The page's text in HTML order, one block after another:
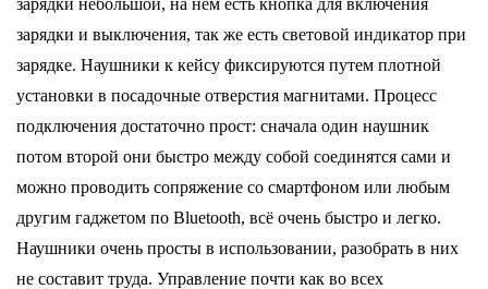
зарядки небольшой, на нём есть кнопка для включения
зарядки и выключения, так же есть световой индикатор при
зарядке. Наушники к кейсу фиксируются путем плотной
установки в посадочные отверстия магнитами. Процесс
подключения достаточно прост: сначала один наушник
потом второй они быстро между собой соединятся сами и
можно проводить сопряжение со смартфоном или любым
другим гаджетом по Bluetooth, всё очень быстро и легко.
Наушники очень просты в использовании, разобрать в них
не составит труда. Управление почти как во всех